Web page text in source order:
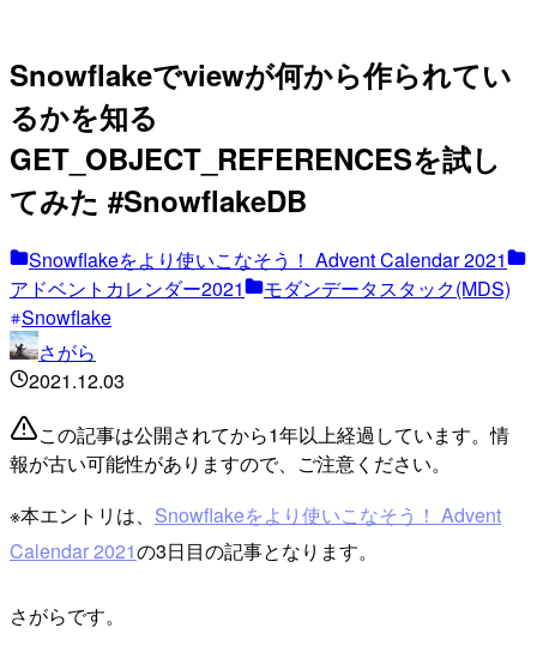
Snowflakeでviewが何から作られてい
るかを知る
GET_OBJECT_REFERENCESを試し
てみた #SnowflakeDB
Snowflakeをより使いこなそう！ Advent Calendar 2021
アドベントカレンダー2021
モダンデータスタック(MDS)
Snowflake
さがら
2021.12.03
この記事は公開されてから1年以上経過しています。情
報が古い可能性がありますので、ご注意ください。
※本エントリは、 Snowflakeをより使いこなそう！ Advent
Calendar 2021の3日目の記事となります。
さがらです。